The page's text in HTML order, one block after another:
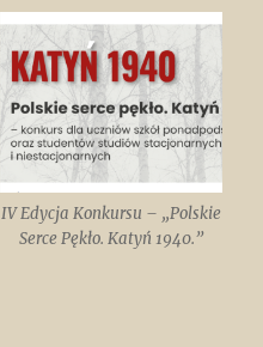
IV Edycja Konkursu – „Polskie
Serce Pękło. Katyń 1940.”